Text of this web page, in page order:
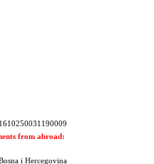
1610250031190009
from abroad:
i Hercegovina